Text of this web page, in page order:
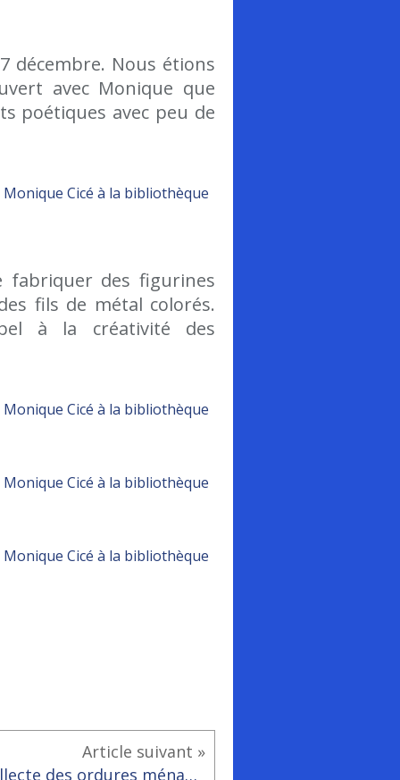
décembre. Nous étions
avec Monique que
poétiques avec peu de
fabriquer des figurines
fils de métal colorés.
à la créativité des
Article suivant »
Collecte des ordures ménagères.